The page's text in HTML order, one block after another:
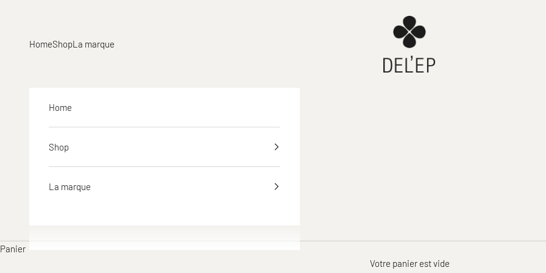
HomeShopLa marque
Home
Shop
La marque
Panier
Votre panier est vide